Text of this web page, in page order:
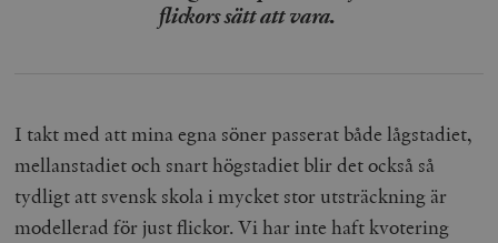
flickors sätt att vara.
I takt med att mina egna söner passerat både lågstadiet,
mellanstadiet och snart högstadiet blir det också så
tydligt att svensk skola i mycket stor utsträckning är
modellerad för just flickor. Vi har inte haft kvotering